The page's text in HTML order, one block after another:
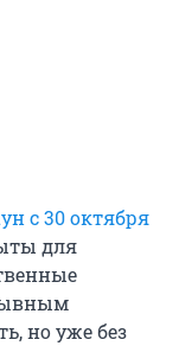
с 30 октября
для
но уже без